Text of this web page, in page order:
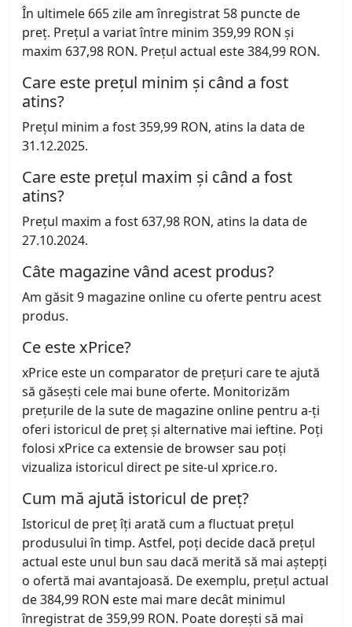
În ultimele 665 zile am înregistrat 58 puncte de
preț. Prețul a variat între minim 359,99 RON și
maxim 637,98 RON. Prețul actual este 384,99 RON.
Care este prețul minim și când a fost
atins?
Prețul minim a fost 359,99 RON, atins la data de
31.12.2025.
Care este prețul maxim și când a fost
atins?
Prețul maxim a fost 637,98 RON, atins la data de
27.10.2024.
Câte magazine vând acest produs?
Am găsit 9 magazine online cu oferte pentru acest
produs.
Ce este xPrice?
xPrice este un comparator de prețuri care te ajută
să găsești cele mai bune oferte. Monitorizăm
prețurile de la sute de magazine online pentru a-ți
oferi istoricul de preț și alternative mai ieftine. Poți
folosi xPrice ca extensie de browser sau poți
vizualiza istoricul direct pe site-ul xprice.ro.
Cum mă ajută istoricul de preț?
Istoricul de preț îți arată cum a fluctuat prețul
produsului în timp. Astfel, poți decide dacă prețul
actual este unul bun sau dacă merită să mai aștepți
o ofertă mai avantajoasă. De exemplu, prețul actual
de 384,99 RON este mai mare decât minimul
înregistrat de 359,99 RON. Poate dorești să mai